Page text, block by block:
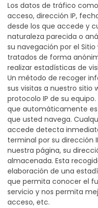
Los datos de tráfico
acceso, dirección IP,
desde los que accede y
naturaleza parecida o
su navegación por el
tratados de forma
realizar estadísticas de
Un método de recoger
sus visitas a nuestro sitio
protocolo IP de su
que automáticamente
que usted navega.
accede detecta
terminal por su dirección
nuestra página, su
almacenada. Esta
elaboración de una
que permita conocer el
servicio y nos permita
acceso, etc.